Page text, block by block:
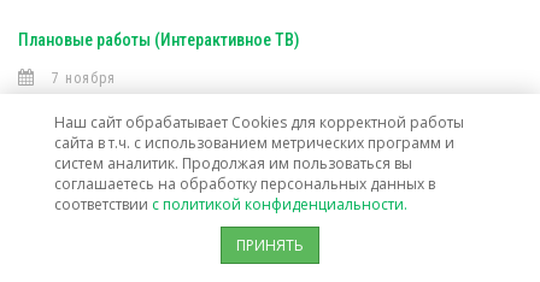
Плановые работы (Интерактивное ТВ)
7 ноября
Открыта техническая возможность подключения услуг связи в г. о.
Лосино-Петровский
Наш сайт обрабатывает Cookies для корректной работы
сайта в т.ч. с использованием метрических программ и
систем аналитик. Продолжая им пользоваться вы
соглашаетесь на обработку персональных данных в
соответствии с политикой конфиденциальности.
ПРИНЯТЬ